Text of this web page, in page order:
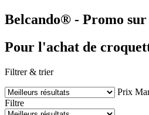
Belcando® - Promo
Pour l'achat de
Filtrer & trier
Prix
Filtre